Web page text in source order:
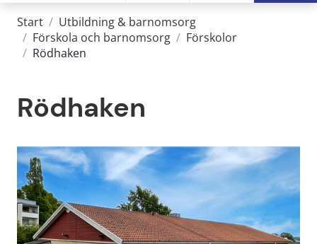
Start / Utbildning & barnomsorg
/ Förskola och barnomsorg / Förskolor
/ Rödhaken
Rödhaken